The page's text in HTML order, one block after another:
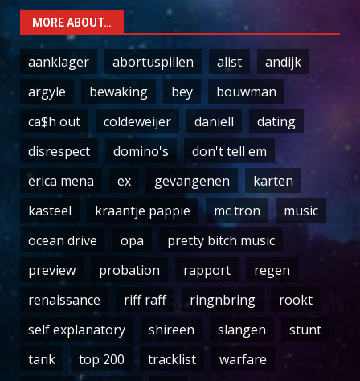
MORE ABOUT…
aanklager abortuspillen alist
andijk
argyle
bewaking bey
bouwman
ca$h out
coldeweijer daniell
dating
disrespect
domino's
don't tell em
erica mena
ex gevangenen
karten
kasteel
kraantje pappie mc tron
music
ocean drive
opa
pretty bitch music
preview
probation rapport
regen
renaissance
riff raff ringnbring
rookt
self explanatory
shireen slangen
stunt
tank
top 200 tracklist
warfare